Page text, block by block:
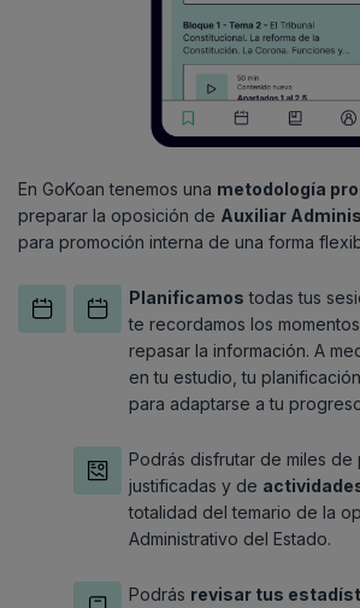
En GoKoan tenemos una metodología
preparar la oposición de Auxiliar
para promoción interna de una forma
Planificamos todas tus
te recordamos los
repasar la información. A
en tu estudio, tu
para adaptarse a tu
Podrás disfrutar de miles de
justificadas y de
totalidad del temario de la
Administrativo del Estado.
Podrás revisar tus